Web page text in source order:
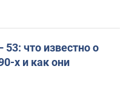
что известно о
х и как они